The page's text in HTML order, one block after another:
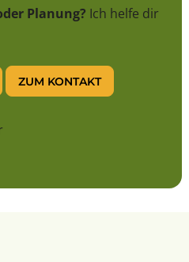
Planung? Ich helfe dir
ZUM KONTAKT